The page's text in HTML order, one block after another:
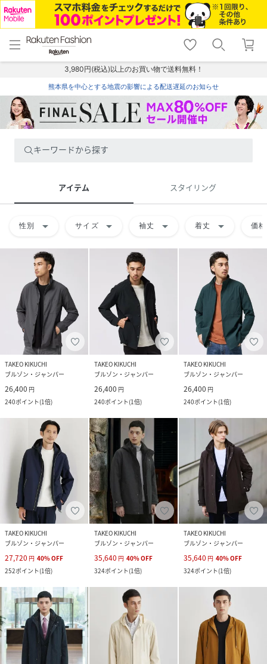
menu home
トップ
shopping_cart lock_outline
ログイン
3,980円(税込)以上のお買い物で送料無料！
熊本県を中心とする地震の影響による配送遅延のお知らせ
キーワードから探す
アイテム スタイリング
性別 arrow_drop_down サイズ arrow_drop_down 袖丈 arrow_drop_down 着丈 arrow_drop_down 価格
TAKEO KIKUCHI
ブルゾン・ジャンパー
26,400 円
240ポイント(1倍)
TAKEO KIKUCHI
ブルゾン・ジャンパー
26,400 円
240ポイント(1倍)
TAKEO KIKUCHI
ブルゾン・ジャンパー
26,400 円
240ポイント(1倍)
TAKEO KIKUCHI
ブルゾン・ジャンパー
27,720 円 40%OFF
252ポイント(1倍)
TAKEO KIKUCHI
ブルゾン・ジャンパー
35,640 円 40%OFF
324ポイント(1倍)
TAKEO KIKUCHI
ブルゾン・ジャンパー
35,640 円 40%OFF
324ポイント(1倍)